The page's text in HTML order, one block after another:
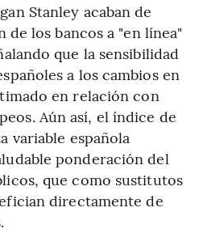
Stanley acaban de
los bancos a "en línea"
que la sensibilidad
a los cambios en
en relación con
Aún así, el índice de
variable española
ponderación del
que como sustitutos
directamente de